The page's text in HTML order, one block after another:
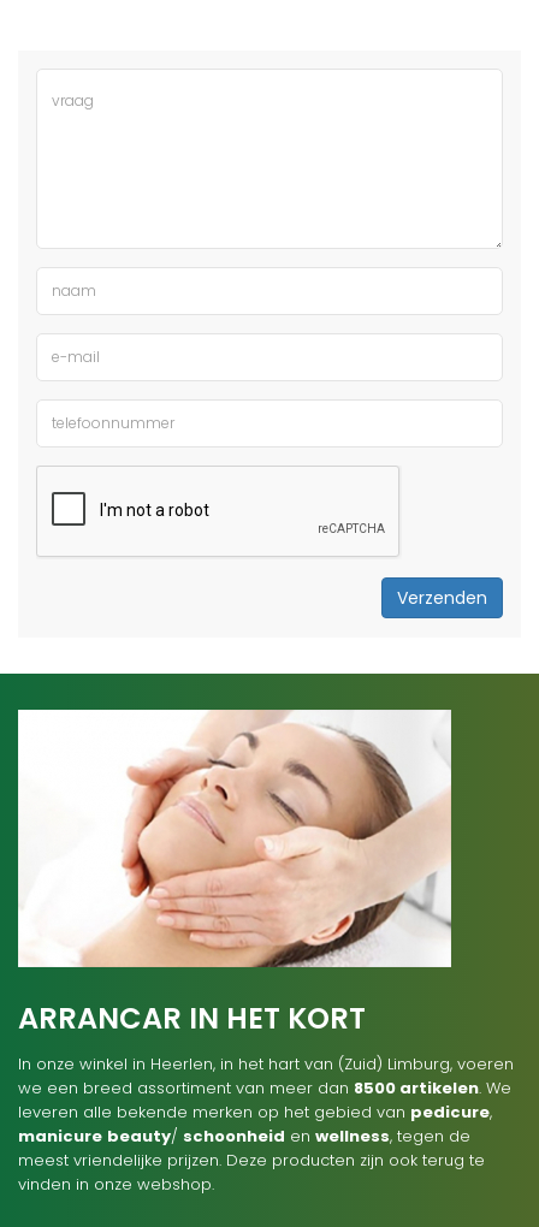
Verzenden
ARRANCAR IN HET KORT
In onze winkel in Heerlen, in het hart van (Zuid) Limburg, voeren
we een breed assortiment van meer dan 8500 artikelen. We
leveren alle bekende merken op het gebied van pedicure,
manicure beauty/ schoonheid en wellness, tegen de
meest vriendelijke prijzen. Deze producten zijn ook terug te
vinden in onze webshop.